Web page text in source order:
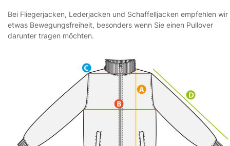
Bei Fliegerjacken, Lederjacken und Schaffelljacken empfehlen wir
etwas Bewegungsfreiheit, besonders wenn Sie einen Pullover
darunter tragen möchten.